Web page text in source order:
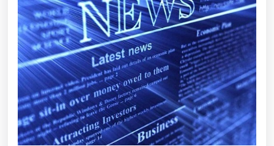
خبر
و
مقاله